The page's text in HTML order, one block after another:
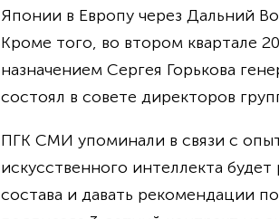
Японии в Европу через Дальний
Кроме того, во втором квартале
назначением Сергея Горькова
состоял в совете директоров
ПГК СМИ упоминали в связи с
искусственного интеллекта
состава и давать рекомендации